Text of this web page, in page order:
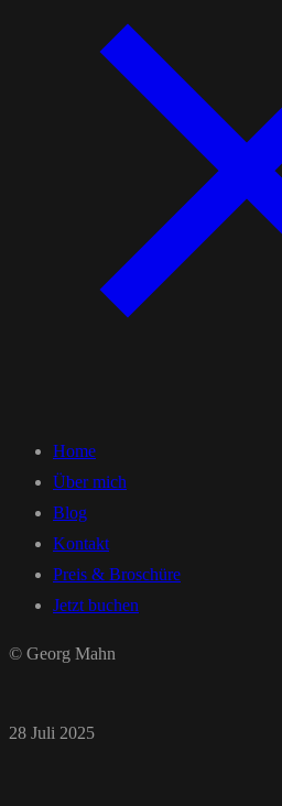
Home
Über mich
Blog
Kontakt
Preis & Broschüre
Jetzt buchen
© Georg Mahn
28 Juli 2025